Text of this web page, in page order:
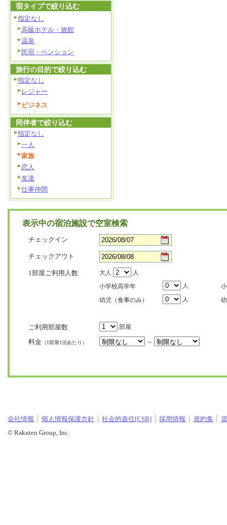
宿タイプで絞り込む
指定なし
高級ホテル・旅館
温泉
民宿・ペンション
旅行の目的で絞り込む
指定なし
レジャー
ビジネス
同伴者で絞り込む
指定なし
一人
家族
恋人
友達
仕事仲間
表示中の宿泊施設で空室検索
チェックイン
チェックアウト
1部屋ご利用人数 大人
人
小学校高学年
人
幼児（食事のみ）
人
ご利用部屋数 部屋
料金 （1部屋1泊あたり） ～
会社情報 個人情報保護方針 社会的責任[CSR] 採用情報 規約集
© Rakuten Group, Inc.